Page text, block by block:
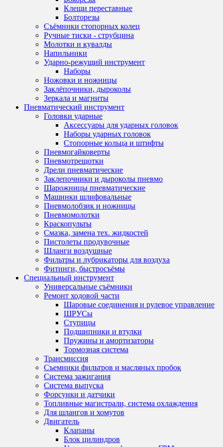
Клещи переставные
Болторезы
Съёмники стопорных колец
Ручные тиски - струбцина
Молотки и кувалды
Напильники
Ударно-режущий инструмент
Наборы
Ножовки и ножницы
Заклёпочники, дыроколы
Зеркала и магниты
Пневматический инструмент
Головки ударные
Аксессуары для ударных головок
Наборы ударных головок
Стопорные кольца и штифты
Пневмогайковерты
Пневмотрещотки
Дрели пневматические
Заклепочники и дыроколы пневмо
Шарожницы пневматические
Машинки шлифовальные
Пневмолобзик и ножницы
Пневмомолотки
Краскопульты
Смазка, замена тех. жидкостей
Пистолеты продувочные
Шланги воздушные
Фильтры и лубрикаторы для воздуха
Фитинги, быстросъёмы
Специальный инструмент
Универсальные съёмники
Ремонт ходовой части
Шаровые соединения и рулевое управление
ШРУСы
Ступицы
Подшипники и втулки
Пружины и амортизаторы
Тормозная система
Трансмиссия
Съемники фильтров и масляных пробок
Система зажигания
Система выпуска
Форсунки и датчики
Топливные магистрали, система охлаждения
Для шлангов и хомутов
Двигатель
Клапаны
Блок цилиндров